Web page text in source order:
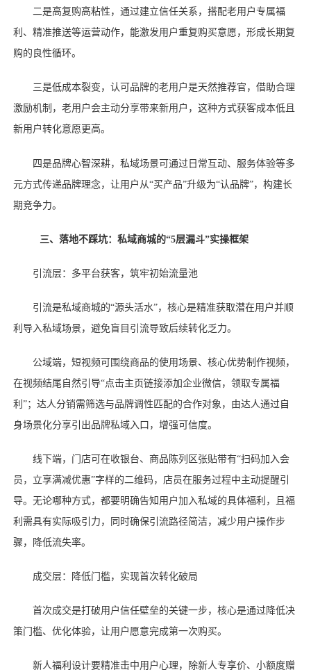
二是高复购高粘性，通过建立信任关系，搭配老用户专属福
利、精准推送等运营动作，能激发用户重复购买意愿，形成长期复
购的良性循环。
三是低成本裂变，认可品牌的老用户是天然推荐官，借助合理
激励机制，老用户会主动分享带来新用户，这种方式获客成本低且
新用户转化意愿更高。
四是品牌心智深耕，私域场景可通过日常互动、服务体验等多
元方式传递品牌理念，让用户从“买产品”升级为“认品牌”，构建长
期竞争力。
三、落地不踩坑：私域商城的“5层漏斗”实操框架
引流层：多平台获客，筑牢初始流量池
引流是私域商城的“源头活水”，核心是精准获取潜在用户并顺
利导入私域场景，避免盲目引流导致后续转化乏力。
公域端，短视频可围绕商品的使用场景、核心优势制作视频，
在视频结尾自然引导“点击主页链接添加企业微信，领取专属福
利”；达人分销需筛选与品牌调性匹配的合作对象，由达人通过自
身场景化分享引出品牌私域入口，增强可信度。
线下端，门店可在收银台、商品陈列区张贴带有“扫码加入会
员，立享满减优惠”字样的二维码，店员在服务过程中主动提醒引
导。无论哪种方式，都要明确告知用户加入私域的具体福利，且福
利需具有实际吸引力，同时确保引流路径简洁，减少用户操作步
骤，降低流失率。
成交层：降低门槛，实现首次转化破局
首次成交是打破用户信任壁垒的关键一步，核心是通过降低决
策门槛、优化体验，让用户愿意完成第一次购买。
新人福利设计要精准击中用户心理，除新人专享价、小额度赠